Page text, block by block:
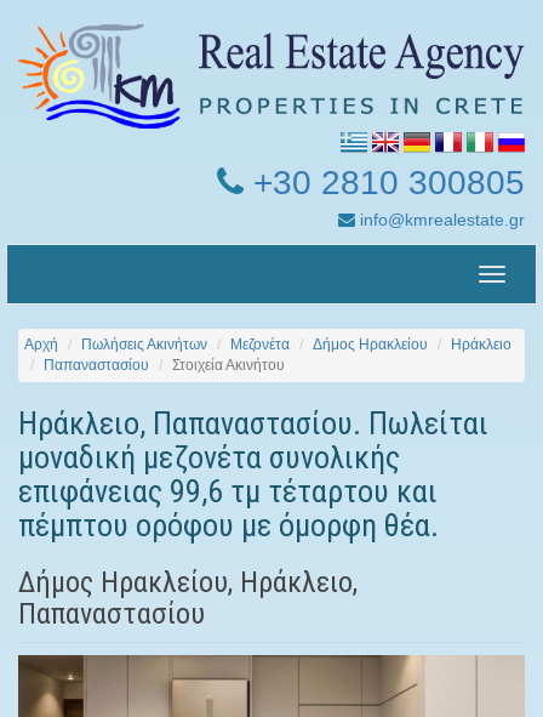
+30 2810 300805
info@kmrealestate.gr
Toggle
Αρχή Πωλήσεις Ακινήτων Μεζονέτα Δήμος Ηρακλείου
Ηράκλειο
Παπαναστασίου
Στοιχεία Ακινήτου
Ηράκλειο, Παπαναστασίου. Πωλείται
μοναδική μεζονέτα συνολικής
επιφάνειας 99,6 τμ τέταρτου και
πέμπτου ορόφου με όμορφη θέα.
Δήμος Ηρακλείου, Ηράκλειο,
Παπαναστασίου